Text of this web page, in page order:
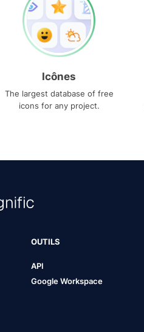
Icônes
The largest database of free
icons for any project.
OUTILS
API
Google Workspace